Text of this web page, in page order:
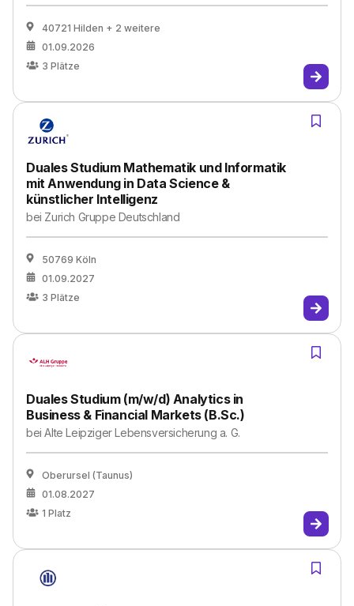
40721 Hilden + 2 weitere
01.09.2026
3 Plätze
Duales Studium Mathematik und Informatik
mit Anwendung in Data Science &
künstlicher Intelligenz
bei Zurich Gruppe Deutschland
50769 Köln
01.09.2027
3 Plätze
Duales Studium (m/w/d) Analytics in
Business & Financial Markets (B.Sc.)
beiAlte Leipziger Lebensversicherung a. G.
Oberursel (Taunus)
01.08.2027
1 Platz